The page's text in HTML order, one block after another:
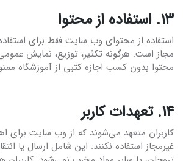
۱۳. استفاده از محتوا
استفاده از محتوای وب سایت فقط برای
مجاز است. هرگونه تکثیر، توزیع، نمایش
محتوا بدون کسب اجازه کتبی از آموزشگاه
۱۴. تعهدات کاربر
کاربران متعهد می‌شوند که از وب سایت برای
غیرمجاز استفاده نکنند. این شامل ارسال یا